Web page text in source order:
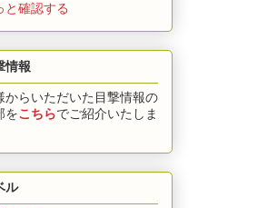
と確認する
情報
からいただいた目撃情報の
をこちらでご紹介いたしま
ル